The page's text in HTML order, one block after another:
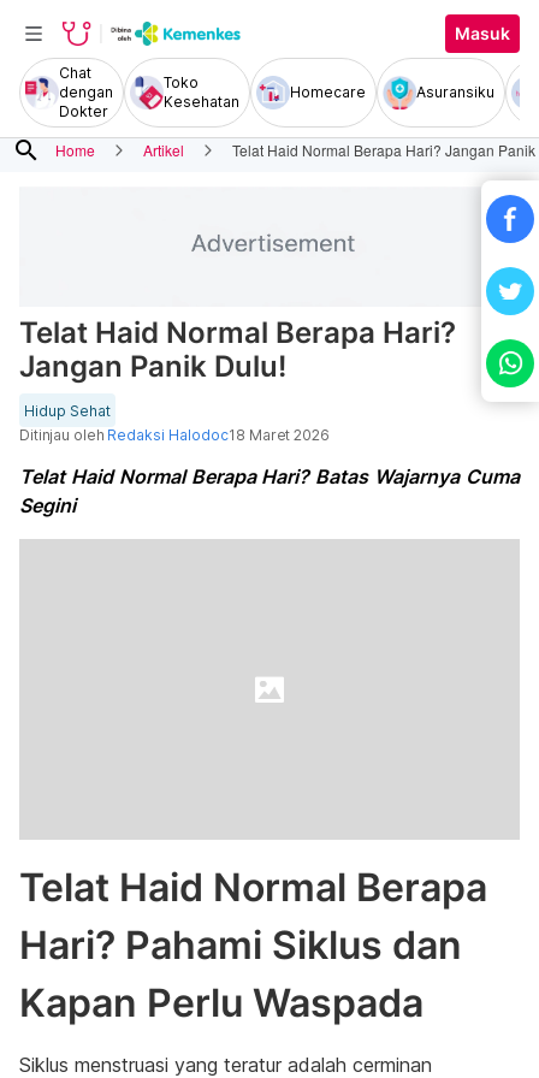
Masuk
Chat
dengan
Dokter
Toko
Kesehatan
Homecare Asuransiku
search Home Artikel Telat Haid Normal Berapa Hari? Jangan
Telat Haid Normal Berapa Hari?
Jangan Panik Dulu!
Hidup Sehat
Ditinjau oleh Redaksi Halodoc18 Maret 2026
Telat Haid Normal Berapa Hari? Batas Wajarnya Cuma
Segini
Telat Haid Normal Berapa
Hari? Pahami Siklus dan
Kapan Perlu Waspada
Siklus menstruasi yang teratur adalah cerminan